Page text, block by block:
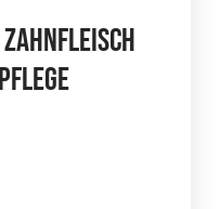
Zahnfleisch